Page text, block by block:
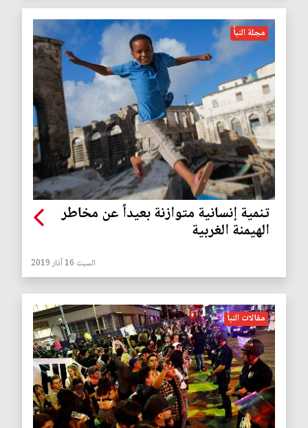
مجلة النبأ
تنمية إنسانية متوازنة بعيداً عن مخاطر
الهيمنة الغربية
السبت 16 آذار 2019
مقالات النبأ